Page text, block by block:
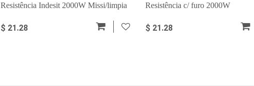
Resistência Indesit 2000W Missi/limpia
$ 21.28
Resistência c/ furo 2000W
$ 21.28